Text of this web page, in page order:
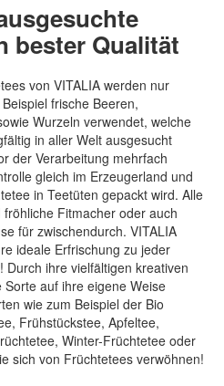
bester Qualität
von VITALIA werden nur
frische Beeren,
Wurzeln verwendet, welche
in aller Welt ausgesucht
der Verarbeitung mehrfach
gleich im Erzeugerland und
in Teetüten gepackt wird. Alle
Fitmacher oder auch
für zwischendurch. VITALIA
ideale Erfrischung zu jeder
ihre vielfältigen kreativen
auf ihre eigene Weise
wie zum Beispiel der Bio
Frühstückstee, Apfeltee,
Winter-Früchtetee oder
sich von Früchtetees verwöhnen!